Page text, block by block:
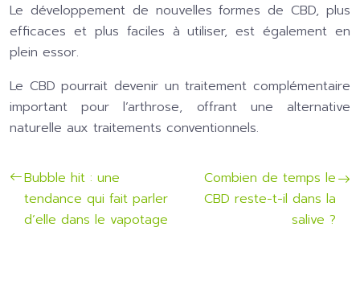
Le développement de nouvelles formes de CBD, plus
efficaces et plus faciles à utiliser, est également en
plein essor.
Le CBD pourrait devenir un traitement complémentaire
important pour l’arthrose, offrant une alternative
naturelle aux traitements conventionnels.
Bubble hit : une
tendance qui fait parler
d’elle dans le vapotage
Combien de temps le
CBD reste-t-il dans la
salive ?